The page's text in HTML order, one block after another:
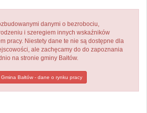
danymi o bezrobociu,
i szeregiem innych wskaźników
pracy. Niestety dane te nie są dostępne dla
ale zachęcamy do do zapoznania
na stronie gminy Bałtów.
Gmina Bałtów - dane o rynku pracy